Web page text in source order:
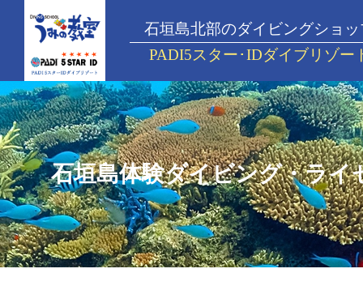
石垣島北部のダイビングショッ
PADI5スター･IDダイブリゾー
石垣島体験ダイビング・ライ